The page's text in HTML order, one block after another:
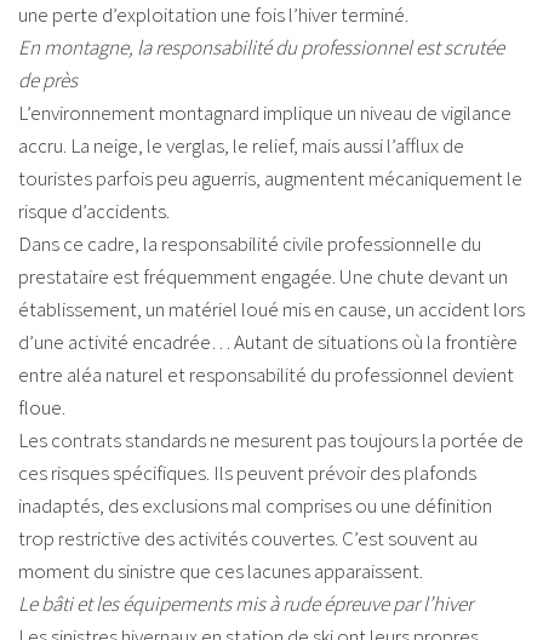
une perte d’exploitation une fois l’hiver terminé.
En montagne, la responsabilité du professionnel est scrutée
de près
L’environnement montagnard implique un niveau de vigilance
accru. La neige, le verglas, le relief, mais aussi l’afflux de
touristes parfois peu aguerris, augmentent mécaniquement le
risque d’accidents.
Dans ce cadre, la responsabilité civile professionnelle du
prestataire est fréquemment engagée. Une chute devant un
établissement, un matériel loué mis en cause, un accident lors
d’une activité encadrée… Autant de situations où la frontière
entre aléa naturel et responsabilité du professionnel devient
floue.
Les contrats standards ne mesurent pas toujours la portée de
ces risques spécifiques. Ils peuvent prévoir des plafonds
inadaptés, des exclusions mal comprises ou une définition
trop restrictive des activités couvertes. C’est souvent au
moment du sinistre que ces lacunes apparaissent.
Le bâti et les équipements mis à rude épreuve par l’hiver